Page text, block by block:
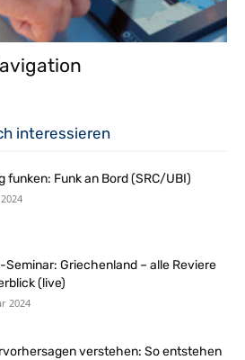
interessieren
funken: Funk an Bord (SRC/UBI)
Seminar: Griechenland – alle Reviere
(live)
2024
verstehen: So entstehen